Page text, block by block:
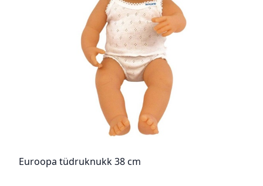
Euroopa tüdruknukk 38 cm